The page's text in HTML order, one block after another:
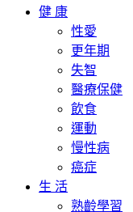
健 康
性愛
更年期
失智
醫療保健
飲食
運動
慢性病
癌症
生 活
熟齡學習